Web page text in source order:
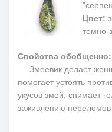
Цвет:
темно-
Свойства обобщенно:
Змеевик делает
помогает устоять
укусов змей, снимает
заживлению переломов